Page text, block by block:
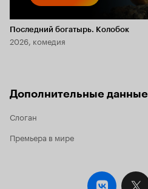
Последний богатырь. Колобок
2026, комедия
Дополнительные данные
Слоган
Премьера в мире